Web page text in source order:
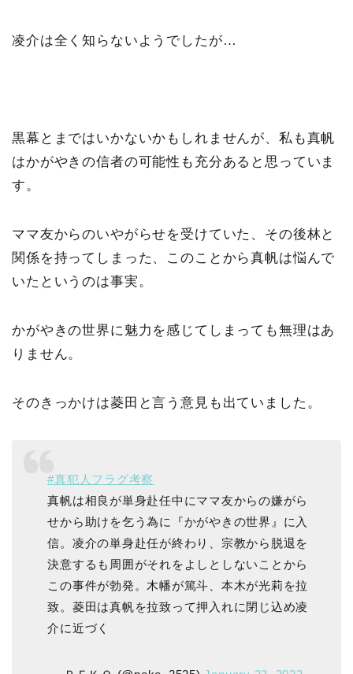
凌介は全く知らないようでしたが…
黒幕とまではいかないかもしれませんが、私も真帆
はかがやきの信者の可能性も充分あると思っていま
す。
ママ友からのいやがらせを受けていた、その後林と
関係を持ってしまった、このことから真帆は悩んで
いたというのは事実。
かがやきの世界に魅力を感じてしまっても無理はあ
りません。
そのきっかけは菱田と言う意見も出ていました。
#真犯人フラグ考察
真帆は相良が単身赴任中にママ友からの嫌がら
せから助けを乞う為に『かがやきの世界』に入
信。凌介の単身赴任が終わり、宗教から脱退を
決意するも周囲がそれをよしとしないことから
この事件が勃発。木幡が篤斗、本木が光莉を拉
致。菱田は真帆を拉致って押入れに閉じ込め凌
介に近づく